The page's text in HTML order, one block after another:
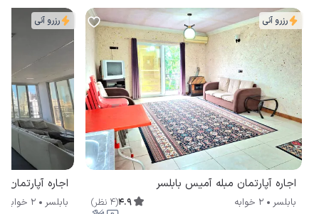
رزرو آنی
اجاره آپارتمان مبله آمیس بابلسر
بابلسر 2 خوابه 4.9
(
4 نظر)
رزرو آنی
اجاره
بابلسر
2 خوابه